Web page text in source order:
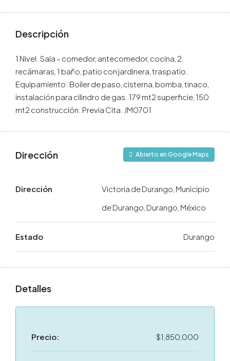
Descripción
1 Nivel. Sala – comedor, antecomedor, cocina, 2
recámaras, 1 baño, patio con jardinera, traspatio.
Equipamiento: Boiler de paso, cisterna, bomba, tinaco,
instalación para cilindro de gas. 179 mt2 superficie, 150
mt2 construcción. Previa Cita. JM0701
Dirección Abierto en Google Maps
Dirección
Victoria de Durango, Municipio
de Durango, Durango, México
Estado Durango
Detalles
Precio: $1,850,000